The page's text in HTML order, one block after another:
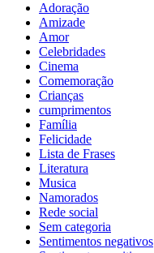
Adoração
Amizade
Amor
Celebridades
Cinema
Comemoração
Crianças
cumprimentos
Família
Felicidade
Lista de Frases
Literatura
Musica
Namorados
Rede social
Sem categoria
Sentimentos negativos